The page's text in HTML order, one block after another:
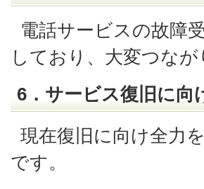
電話サービスの故障
しており、大変つな
6．サービス復旧に向
現在復旧に向け全力
です。